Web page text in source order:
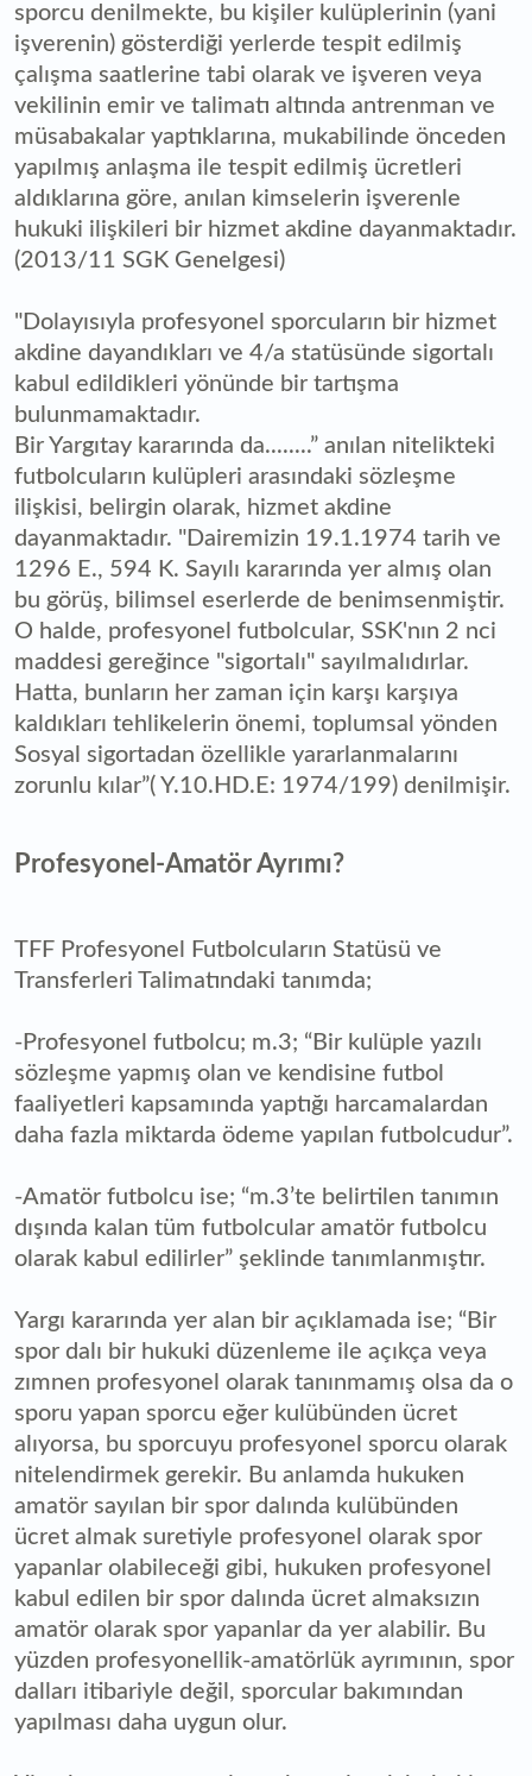
sporcu denilmekte, bu kişiler kulüplerinin (yani
işverenin) gösterdiği yerlerde tespit edilmiş
çalışma saatlerine tabi olarak ve işveren veya
vekilinin emir ve talimatı altında antrenman ve
müsabakalar yaptıklarına, mukabilinde önceden
yapılmış anlaşma ile tespit edilmiş ücretleri
aldıklarına göre, anılan kimselerin işverenle
hukuki ilişkileri bir hizmet akdine dayanmaktadır.
(2013/11 SGK Genelgesi)
"Dolayısıyla profesyonel sporcuların bir hizmet
akdine dayandıkları ve 4/a statüsünde sigortalı
kabul edildikleri yönünde bir tartışma
bulunmamaktadır.
Bir Yargıtay kararında da........” anılan nitelikteki
futbolcuların kulüpleri arasındaki sözleşme
ilişkisi, belirgin olarak, hizmet akdine
dayanmaktadır. "Dairemizin 19.1.1974 tarih ve
1296 E., 594 K. Sayılı kararında yer almış olan
bu görüş, bilimsel eserlerde de benimsenmiştir.
O halde, profesyonel futbolcular, SSK'nın 2 nci
maddesi gereğince "sigortalı" sayılmalıdırlar.
Hatta, bunların her zaman için karşı karşıya
kaldıkları tehlikelerin önemi, toplumsal yönden
Sosyal sigortadan özellikle yararlanmalarını
zorunlu kılar”( Y.10.HD.E: 1974/199) denilmişir.
Profesyonel-Amatör Ayrımı?
TFF Profesyonel Futbolcuların Statüsü ve
Transferleri Talimatındaki tanımda;
-Profesyonel futbolcu; m.3; “Bir kulüple yazılı
sözleşme yapmış olan ve kendisine futbol
faaliyetleri kapsamında yaptığı harcamalardan
daha fazla miktarda ödeme yapılan futbolcudur”.
-Amatör futbolcu ise; “m.3’te belirtilen tanımın
dışında kalan tüm futbolcular amatör futbolcu
olarak kabul edilirler” şeklinde tanımlanmıştır.
Yargı kararında yer alan bir açıklamada ise; “Bir
spor dalı bir hukuki düzenleme ile açıkça veya
zımnen profesyonel olarak tanınmamış olsa da o
sporu yapan sporcu eğer kulübünden ücret
alıyorsa, bu sporcuyu profesyonel sporcu olarak
nitelendirmek gerekir. Bu anlamda hukuken
amatör sayılan bir spor dalında kulübünden
ücret almak suretiyle profesyonel olarak spor
yapanlar olabileceği gibi, hukuken profesyonel
kabul edilen bir spor dalında ücret almaksızın
amatör olarak spor yapanlar da yer alabilir. Bu
yüzden profesyonellik-amatörlük ayrımının, spor
dalları itibariyle değil, sporcular bakımından
yapılması daha uygun olur.